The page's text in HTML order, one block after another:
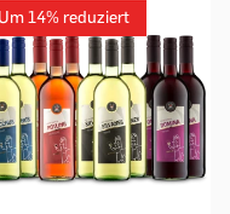
Um 14% reduziert